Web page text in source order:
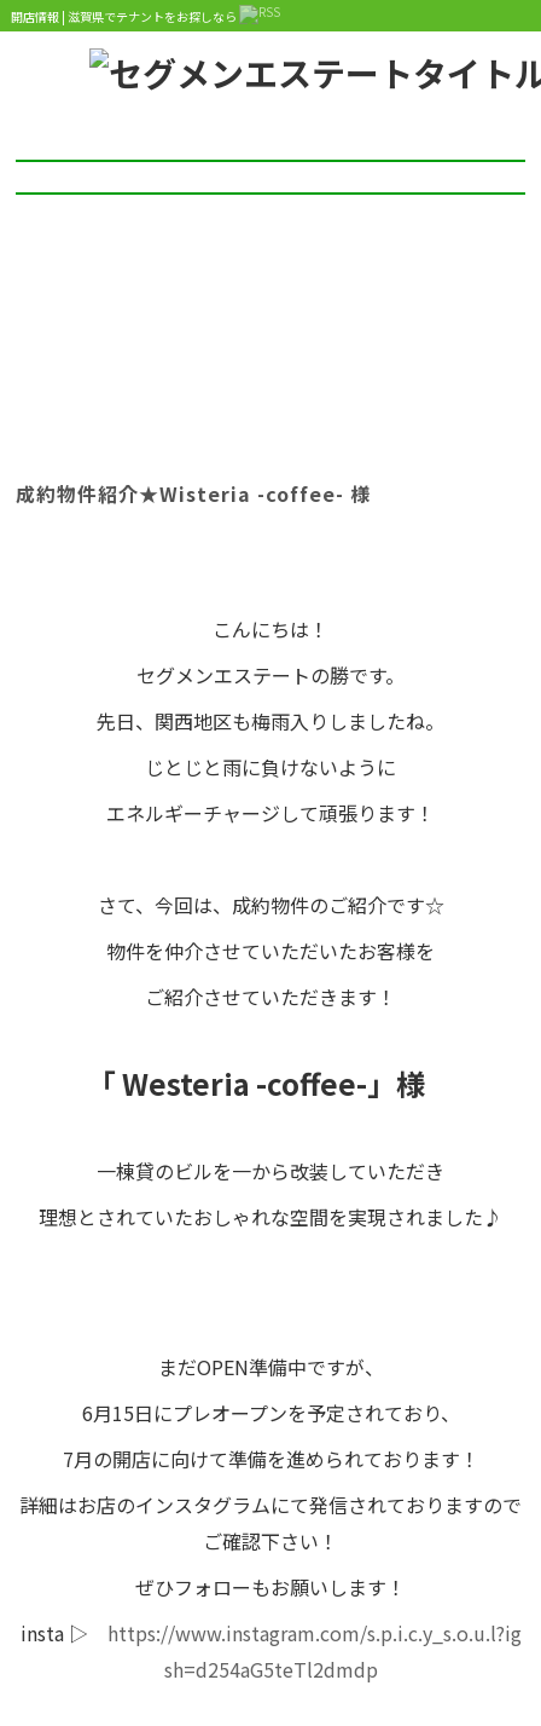
開店情報 | 滋賀県でテナントをお探しなら
成約物件紹介★Wisteria -coffee- 様
こんにちは！
セグメンエステートの勝です。
先日、関西地区も梅雨入りしましたね。
じとじと雨に負けないように
エネルギーチャージして頑張ります！
さて、今回は、成約物件のご紹介です☆
物件を仲介させていただいたお客様を
ご紹介させていただきます！
「 Westeria -coffee-」様
一棟貸のビルを一から改装していただき
理想とされていたおしゃれな空間を実現されました♪
まだOPEN準備中ですが、
6月15日にプレオープンを予定されており、
7月の開店に向けて準備を進められております！
詳細はお店のインスタグラムにて発信されておりますので
ご確認下さい！
ぜひフォローもお願いします！
insta ▷ https://www.instagram.com/s.p.i.c.y_s.o.u.l?ig
sh=d254aG5teTl2dmdp